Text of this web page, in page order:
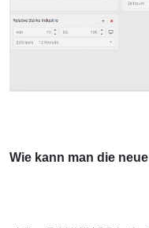
Wie kann man die